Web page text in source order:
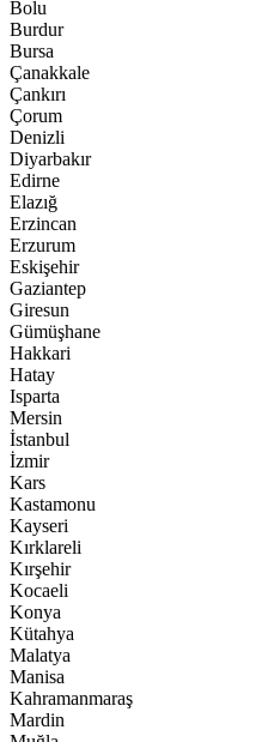
Bolu
Burdur
Bursa
Çanakkale
Çankırı
Çorum
Denizli
Diyarbakır
Edirne
Elazığ
Erzincan
Erzurum
Eskişehir
Gaziantep
Giresun
Gümüşhane
Hakkari
Hatay
Isparta
Mersin
İstanbul
İzmir
Kars
Kastamonu
Kayseri
Kırklareli
Kırşehir
Kocaeli
Konya
Kütahya
Malatya
Manisa
Kahramanmaraş
Mardin